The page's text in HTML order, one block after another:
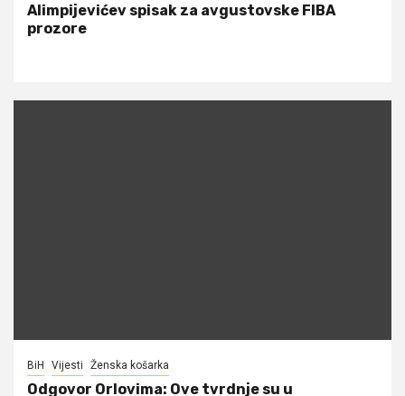
Alimpijevićev spisak za avgustovske FIBA
prozore
BiH Vijesti Ženska košarka
Odgovor Orlovima: ​Ove tvrdnje su u